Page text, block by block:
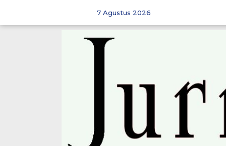
7 Agustus 2026